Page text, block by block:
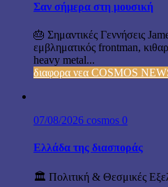
Σαν σήμερα στη μουσική
🎂 Σημαντικές Γεννήσεις
εμβληματικός frontman,
heavy metal...
διαφορα νεα COSMOS
07/08/2026 cosmos 0
Ελλάδα της διασποράς
🏛️ Πολιτική & Θεσμικές